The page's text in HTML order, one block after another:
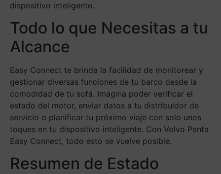
dispositivo inteligente.
Todo lo que Necesitas a tu
Alcance
Easy Connect te brinda la facilidad de monitorear y
gestionar diversas funciones de tu barco desde la
comodidad de tu sofá. Imagina poder verificar el
estado del motor, enviar datos a tu distribuidor de
servicio o planificar tu próximo viaje con solo unos
toques en tu dispositivo inteligente. Con Volvo Penta
Easy Connect, todo esto se vuelve posible.
Resumen de Estado